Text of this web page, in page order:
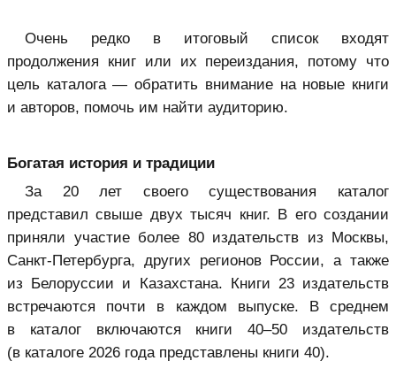
Очень редко в итоговый список входят
продолжения книг или их переиздания, потому что
цель каталога — обратить внимание на новые книги
и авторов, помочь им найти аудиторию.
Богатая история и традиции
За 20 лет своего существования каталог
представил свыше двух тысяч книг. В его создании
приняли участие более 80 издательств из Москвы,
Санкт-Петербурга, других регионов России, а также
из Белоруссии и Казахстана. Книги 23 издательств
встречаются почти в каждом выпуске. В среднем
в каталог включаются книги 40–50 издательств
(в каталоге 2026 года представлены книги 40).